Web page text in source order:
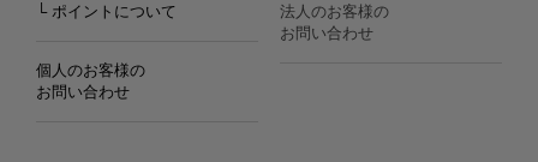
└ ポイントについて
個人のお客様の
お問い合わせ
法人のお客様の
お問い合わせ